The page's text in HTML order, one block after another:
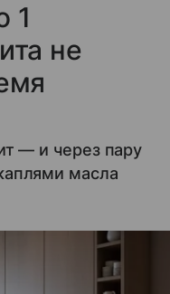
1
не
— и через пару
масла